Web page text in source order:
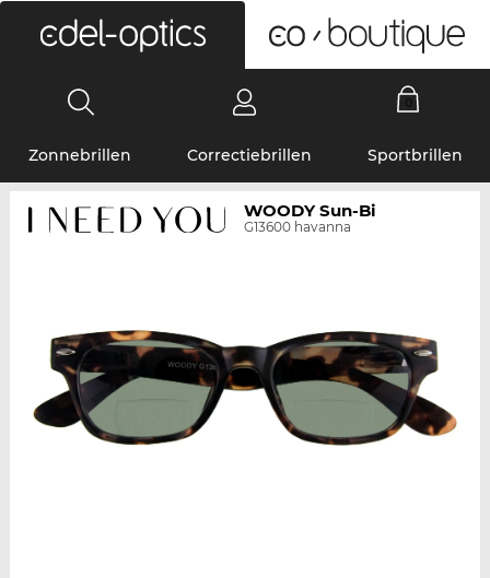
Zonnebrillen Correctiebrillen Sportbrillen
WOODY Sun-Bi
G13600 havanna